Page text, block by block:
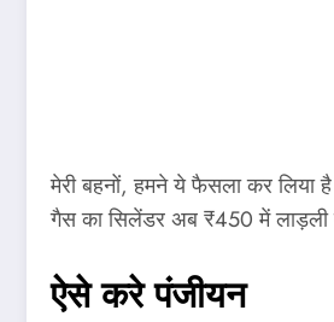
मेरी बहनों, हमने ये फैसला कर लिया
गैस का सिलेंडर अब ₹450 में लाड़ली
ऐसे करे पंजीयन